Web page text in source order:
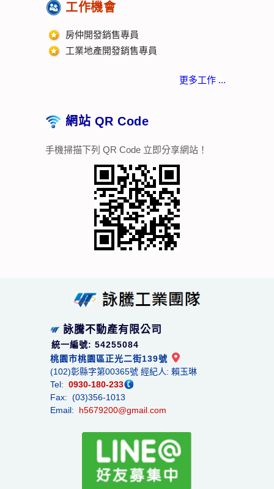
工作機會
房仲開發銷售專員
工業地產開發銷售專員
更多工作 ...
網站 QR Code
手機掃描下列 QR Code 立即分享網站！
詠騰不動產有限公司
統一編號: 54255084
桃園市桃園區正光二街139號
(102)彰縣字第00365號 經紀人: 賴玉琳
Tel: 0930-180-233
Fax: (03)356-1013
Email: h5679200@gmail.com